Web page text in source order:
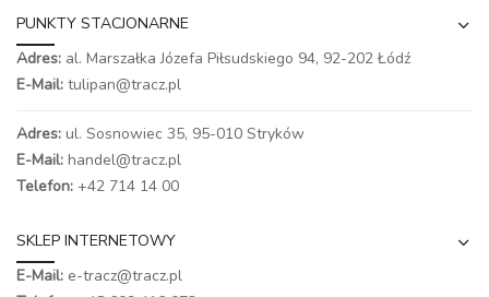
PUNKTY STACJONARNE
Adres: al. Marszałka Józefa Piłsudskiego 94, 92-202 Łódź
E-Mail: tulipan@tracz.pl
Adres: ul. Sosnowiec 35, 95-010 Stryków
E-Mail: handel@tracz.pl
Telefon: +42 714 14 00
SKLEP INTERNETOWY
E-Mail: e-tracz@tracz.pl